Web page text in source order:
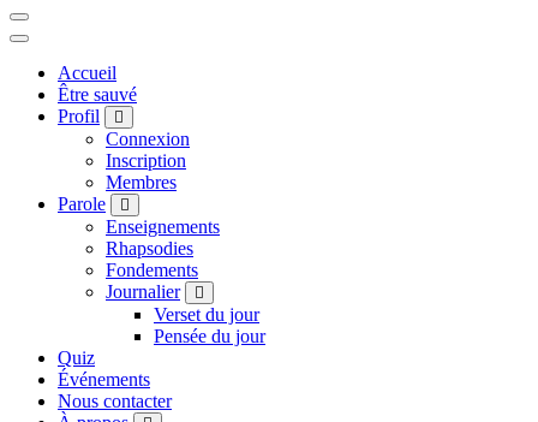
Accueil
Être sauvé
Profil
Connexion
Inscription
Membres
Parole
Enseignements
Rhapsodies
Fondements
Journalier
Verset du jour
Pensée du jour
Quiz
Événements
Nous contacter